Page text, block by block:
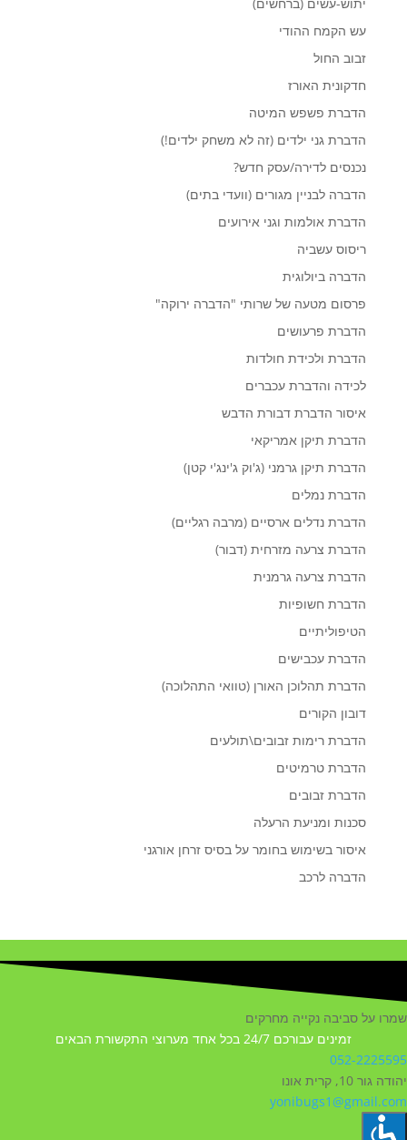
עש הקמח ההודי
זבוב החול
חדקונית האורז
הדברת פשפש המיטה
הדברת גני ילדים (זה לא משחק ילדים!)
נכנסים לדירה/עסק חדש?
הדברה לבניין מגורים (וועדי בתים)
הדברת אולמות וגני אירועים
ריסוס עשביה
הדברה ביולוגית
פרסום מטעה של שרותי "הדברה ירוקה"
הדברת פרעושים
הדברת ולכידת חולדות
לכידה והדברת עכברים
איסור הדברת דבורת הדבש
הדברת תיקן אמריקאי
הדברת תיקן גרמני (ג'וק ג'ינג'י קטן)
הדברת נמלים
הדברת נדלים ארסיים (מרבה רגליים)
הדברת צרעה מזרחית (דבור)
הדברת צרעה גרמנית
הדברת חשופיות
הטיפוליתיים
הדברת עכבישים
הדברת תהלוכן האורן (טוואי התהלוכה)
דובון הקורים
הדברת רימות זבובים\תולעים
הדברת טרמיטים
הדברת זבובים
סכנות ומניעת הרעלה
איסור בשימוש בחומר על בסיס זרחן אורגני
הדברה לרכב
שמרו על סביבה נקייה מחרקים
זמינים עבורכם 24/7 בכל אחד מערוצי התקשורת הבאים
052-2225595
יהודה גור 10, קרית אונו
yonibugs1@gmail.com